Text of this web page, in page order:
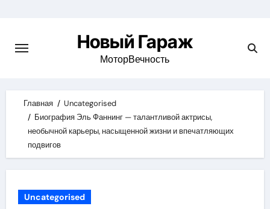
content
Новый Гараж
МоторВечность
Главная
Uncategorised
Биография Эль Фаннинг — талантливой актрисы,
необычной карьеры, насыщенной жизни и впечатляющих
подвигов
Uncategorised